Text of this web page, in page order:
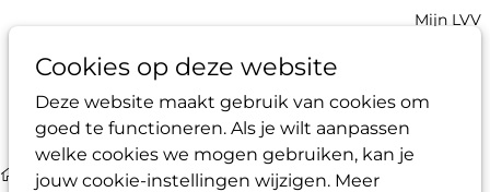
Cookies op deze website
Deze website maakt gebruik van cookies om
goed te functioneren. Als je wilt aanpassen
welke cookies we mogen gebruiken, kan je
jouw cookie-instellingen wijzigen. Meer
Zoek
Account
Mijn LVV
Veelgestelde vragen Andere organisaties